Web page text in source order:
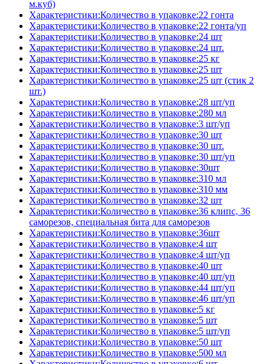
м.куб)
Характеристики:Количество в упаковке:22 гонта
Характеристики:Количество в упаковке:22 гонта/уп
Характеристики:Количество в упаковке:24 шт
Характеристики:Количество в упаковке:24 шт.
Характеристики:Количество в упаковке:25 кг
Характеристики:Количество в упаковке:25 шт
Характеристики:Количество в упаковке:25 шт (стик 2
шт.)
Характеристики:Количество в упаковке:28 шт/уп
Характеристики:Количество в упаковке:280 мл
Характеристики:Количество в упаковке:3 шт/уп
Характеристики:Количество в упаковке:30 шт
Характеристики:Количество в упаковке:30 шт.
Характеристики:Количество в упаковке:30 шт/уп
Характеристики:Количество в упаковке:30шт
Характеристики:Количество в упаковке:310 мл
Характеристики:Количество в упаковке:310 мм
Характеристики:Количество в упаковке:32 шт
Характеристики:Количество в упаковке:36 клипс, 36
саморезов, специальная бита для саморезов
Характеристики:Количество в упаковке:36шт
Характеристики:Количество в упаковке:4 шт
Характеристики:Количество в упаковке:4 шт/уп
Характеристики:Количество в упаковке:40 шт
Характеристики:Количество в упаковке:40 шт/уп
Характеристики:Количество в упаковке:44 шт/уп
Характеристики:Количество в упаковке:46 шт/уп
Характеристики:Количество в упаковке:5 кг
Характеристики:Количество в упаковке:5 шт
Характеристики:Количество в упаковке:5 шт/уп
Характеристики:Количество в упаковке:50 шт
Характеристики:Количество в упаковке:500 мл